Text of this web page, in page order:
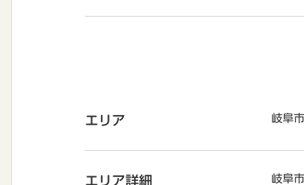
エリア 岐阜
エリア詳細 岐阜